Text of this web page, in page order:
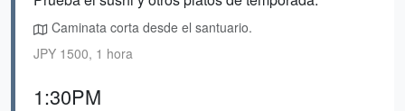
Caminata corta desde el santuario.
JPY 1500, 1 hora
1:30PM